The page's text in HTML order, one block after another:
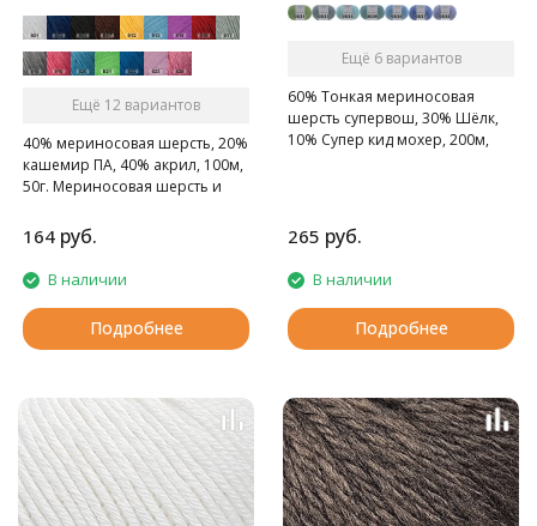
Ещё 12 вариантов
40% мериносовая шерсть, 20%
кашемир ПА, 40% акрил, 100м,
50г. Мериносовая шерсть и
сочетание для пряжи на
осенне-зимний сезон!
164 руб.
В наличии
Подробнее
Ещё 6 вариантов
60% Тонкая мериносовая
шерсть супервош, 30% Шёлк,
10% Супер кид мохер, 200м,
мохер и нежнейшая
мериносовая шерсть.
265 руб.
В наличии
Подробнее